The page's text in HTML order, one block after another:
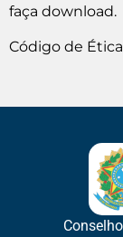
faça download.
Código de